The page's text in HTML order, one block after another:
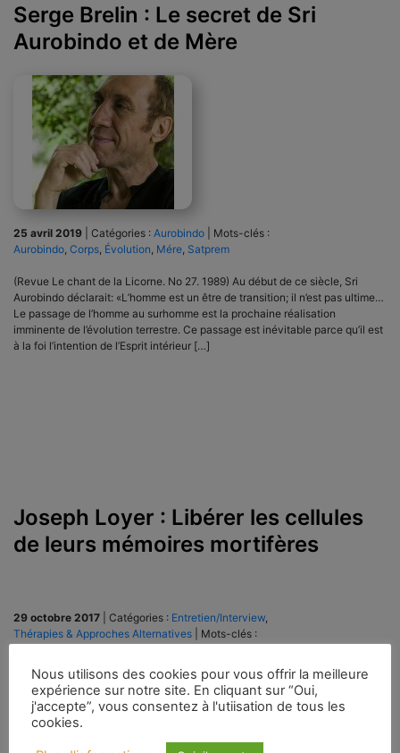
Serge Brelin : Le secret de Sri
Aurobindo et de Mère
25 avril 2019 Catégories : Aurobindo
Mots-clés :
Aurobindo Corps Évolution Mére Satprem
(Revue Le chant de la Licorne. No 27. 1989) Au début de ce siècle, Sri
Aurobindo déclarait: «L’homme est un être de transition; il n’est pas ultime…
Le passage de l’homme au surhomme est la prochaine réalisation
imminente de l’évolution terrestre. Ce passage est inévitable parce qu’il est
à la foi l’intention de l’Esprit intérieur […]
Joseph Loyer : Libérer les cellules
de leurs mémoires mortifères
29 octobre 2017 Catégories : Entretien/Interview
Thérapies & Approches Alternatives
Mots-clés :
Inspirée par Sri Aurobindo et Mère, la Mémoire Cellulaire est un outil
thérapeutique qui permet, par des «descentes dans le corps», de
s’affranchir des mémoires issues de nos lignées familiales et
«engrammées» dans nos cellules. Joseph Loyer (1951-2010) évoque sa
pratique de cette méthode, qui l’a aidé à faire du cancer qui l’a emporté un
Nous utilisons des cookies pour vous offrir la meilleure
expérience sur notre site. En cliquant sur “Oui,
j'accepte”, vous consentez à l'utiisation de tous les
cookies.